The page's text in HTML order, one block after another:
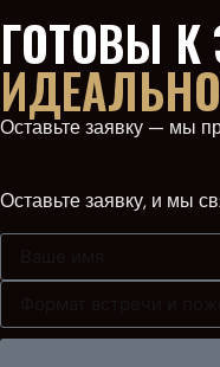
ГОТОВЫ К
Оставьте заявку — мы
Оставьте заявку, и мы